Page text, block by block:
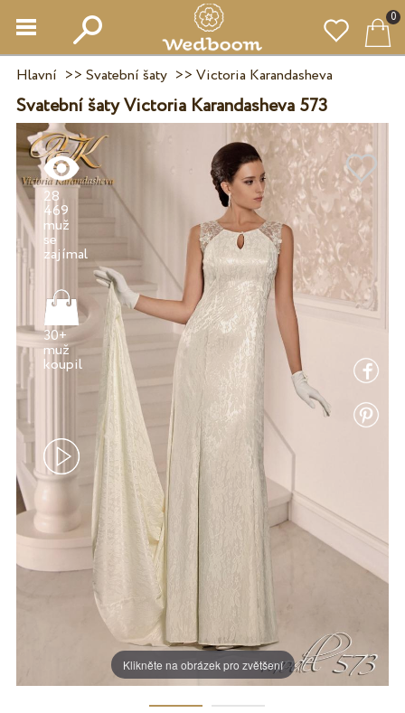
0
Hlavní >> Svatební šaty>> Victoria Karandasheva
Svatební šaty Victoria Karandasheva 573
Klikněte na obrázek pro zvětšení
28
469
muž
se
30+
muž